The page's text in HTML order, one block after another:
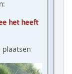
het heeft
plaatsen